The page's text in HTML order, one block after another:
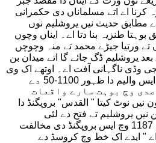
کرنا اے اتے مسلماناں دی حکمرانی
مطابق حدیث نیں یروشلیم نوں
طنزیہ بنا دتا اے۔ ایناں وچوں
تے ورتیا جیڑے محمد تے منہ وچوچں
یروشلیم ڈگ جائے گا اتے میدان بن
وڈی ناگہانی آفت اے۔ اوتھے اک وی
یروشلیم دی سچائی نئیں اے ایس والیم دا ظہور 1100-50 دے
وچ بوہت سارے واقعات
سبون نیں نوٹ کیتا " القدس" بروپگنڈ دا
نیں یروشلیم تے فتح دے لئی
مسلماناں دی رہنمائی کیتی 1187 وچ ایس بروپگنڈ دی مخالفت
اے " ایدے اک خط وچ کروسڈ دے